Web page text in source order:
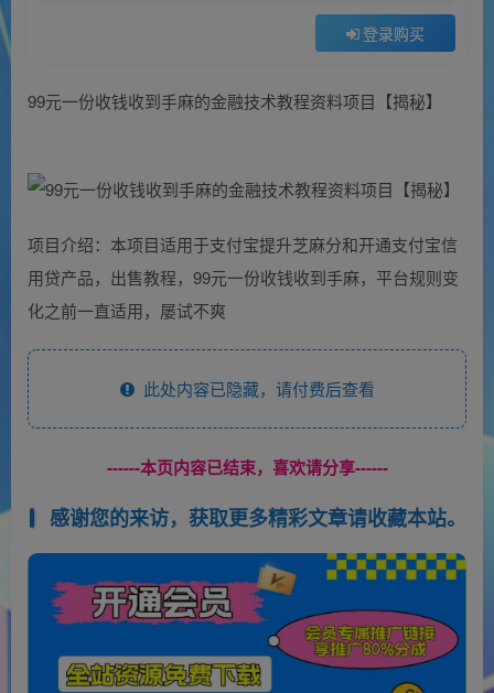
登录购买
99元一份收钱收到手麻的金融技术教程资料项目【揭秘】
项目介绍：本项目适用于支付宝提升芝麻分和开通支付宝信
用贷产品，出售教程，99元一份收钱收到手麻，平台规则变
化之前一直适用，屡试不爽
此处内容已隐藏，请付费后查看
------本页内容已结束，喜欢请分享------
感谢您的来访，获取更多精彩文章请收藏本站。